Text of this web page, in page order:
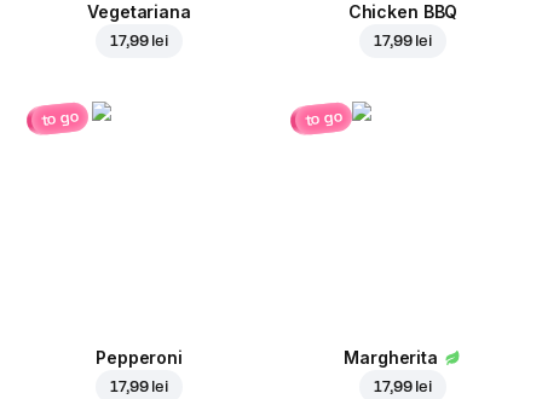
Vegetariana
17,99 lei
Chicken BBQ
17,99 lei
to go
Pepperoni
17,99 lei
to go
Margherita
17,99 lei